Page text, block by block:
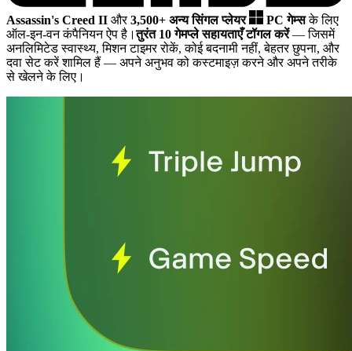
Assassin's Creed II और3,500+ अन्य सिंगल प्लेयर PC गेम्सके लिए
ऑल-इन-वन कंपैनियन ऐप है।तुरंत 10 गेमप्ले सहायताएँ टॉगल करें— जिसमें
अनलिमिटेड स्वास्थ्य, मिशन टाइमर रोकें, कोई बदनामी नहीं, बेहतर छुपना, और
दवा सेट करें शामिल हैं — अपने अनुभव को कस्टमाइज़ करने और अपने तरीके
से खेलने के लिए।